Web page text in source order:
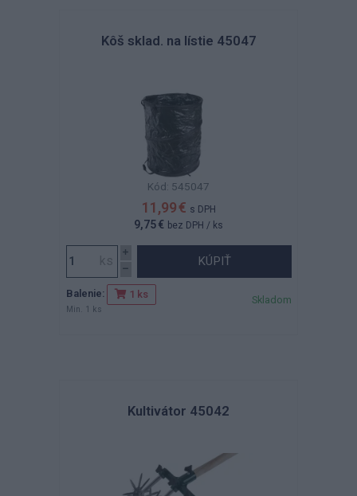
Kôš sklad. na lístie 45047
Kód: 545047
11,99 € s DPH
9,75 € bez DPH / ks
KÚPIŤ
Balenie: 1 ks
Min. 1 ks
Skladom
Kultivátor 45042